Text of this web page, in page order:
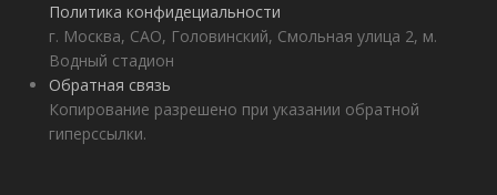
Политика конфидециальности
г. Москва, САО, Головинский, Смольная улица 2, м.
Водный стадион
Обратная связь
Копирование разрешено при указании обратной
гиперссылки.